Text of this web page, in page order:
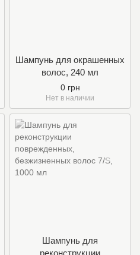
Шампунь для окрашенных
волос, 240 мл
0 грн
Нет в наличии
Шампунь для
реконструкции